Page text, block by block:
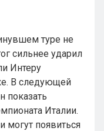
туре не
сильнее ударил
Интеру
В следующей
показать
Италии.
могут появиться